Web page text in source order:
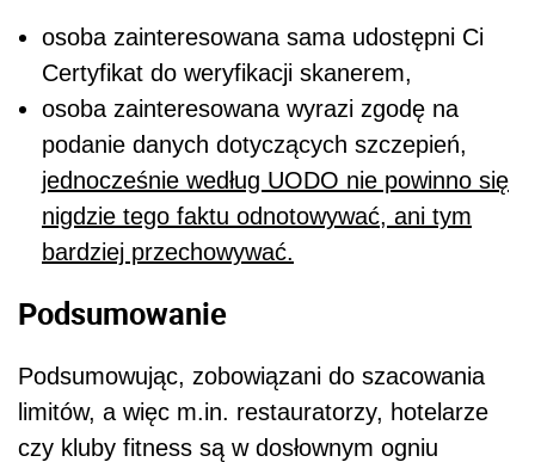
osoba zainteresowana sama udostępni Ci
Certyfikat do weryfikacji skanerem,
osoba zainteresowana wyrazi zgodę na
podanie danych dotyczących szczepień,
jednocześnie według UODO nie powinno się
nigdzie tego faktu odnotowywać, ani tym
bardziej przechowywać.
Podsumowanie
Podsumowując, zobowiązani do szacowania
limitów, a więc m.in. restauratorzy, hotelarze
czy kluby fitness są w dosłownym ogniu